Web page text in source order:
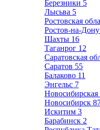
Березники 5
Лысьва 5
Ростовская
Ростов-на-Дону
Шахты 16
Таганрог 12
Саратовская
Саратов 55
Балаково 11
Энгельс 7
Новосибирская
Новосибирск
Искитим 3
Барабинск 2